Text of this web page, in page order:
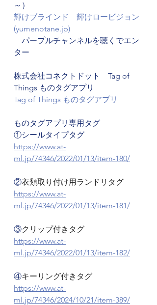
～）
輝けブラインド　輝けロービジョン
(yumenotane.jp)
パープルチャンネルを聴くでエン
ター
株式会社コネクトドット　Tag of
Things ものタグアプリ
Tag of Things ものタグアプリ
ものタグアプリ専用タグ
①シールタイプタグ
https://www.at-
ml.jp/74346/2022/01/13/item-180/
②衣類取り付け用ランドリタグ
https://www.at-
ml.jp/74346/2022/01/13/item-181/
③クリップ付きタグ
https://www.at-
ml.jp/74346/2022/01/13/item-182/
④キーリング付きタグ
https://www.at-
ml.jp/74346/2024/10/21/item-389/